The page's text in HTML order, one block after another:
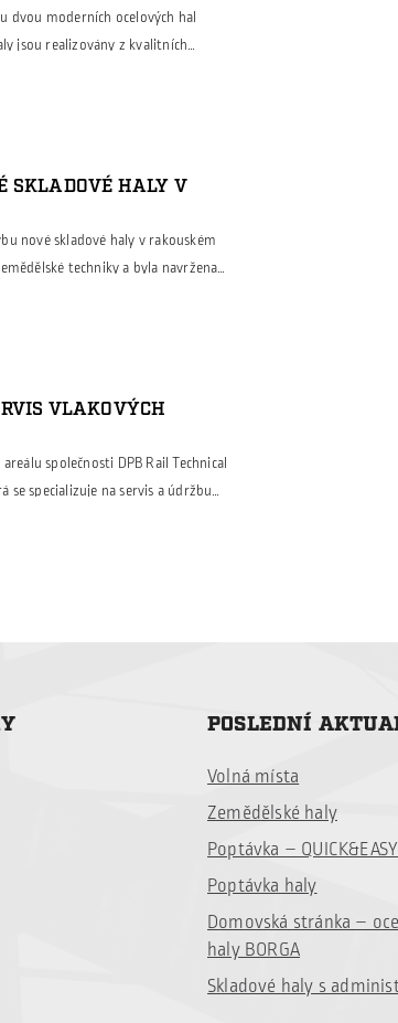
dvou moderních ocelových hal
jsou realizovány z kvalitních
pro zaměstnance, sklad nebo
SKLADOVÉ HALY V
nové skladové haly v rakouském
techniky a byla navržena
vlastnosti a dlouhou životnost.
VLAKOVÝCH
společnosti DPB Rail Technical
se specializuje na servis a údržbu
efektivitu, energetickou
kompletní rekonstrukcí pláště
[…]
POSLEDNÍ
Volná místa
Zemědělské haly
Poptávka – QUICK&EASY
Poptávka haly
Domovská stránka –
haly BORGA
Skladové haly s